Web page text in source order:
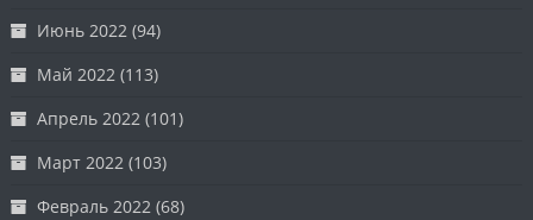
Июнь 2022 (94)
Май 2022 (113)
Апрель 2022 (101)
Март 2022 (103)
Февраль 2022 (68)